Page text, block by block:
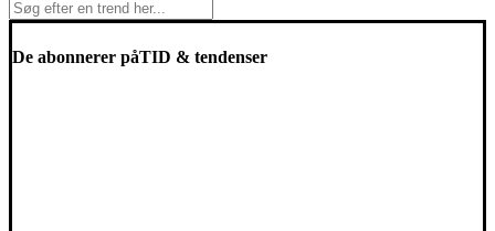
De abonnerer påTID & tendenser